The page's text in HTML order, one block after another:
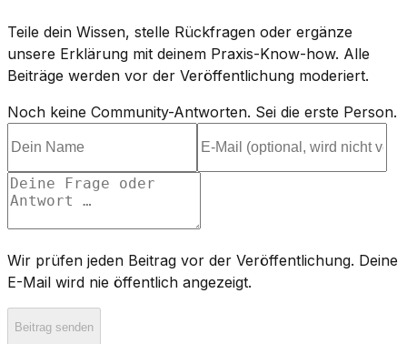
Teile dein Wissen, stelle Rückfragen oder ergänze
unsere Erklärung mit deinem Praxis-Know-how. Alle
Beiträge werden vor der Veröffentlichung moderiert.
Noch keine Community-Antworten. Sei die erste Person.
Wir prüfen jeden Beitrag vor der Veröffentlichung. Deine
E-Mail wird nie öffentlich angezeigt.
Beitrag senden